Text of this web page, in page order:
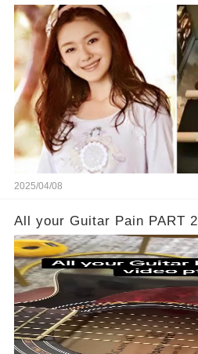
2025/04/08
All your Guitar Pain PART